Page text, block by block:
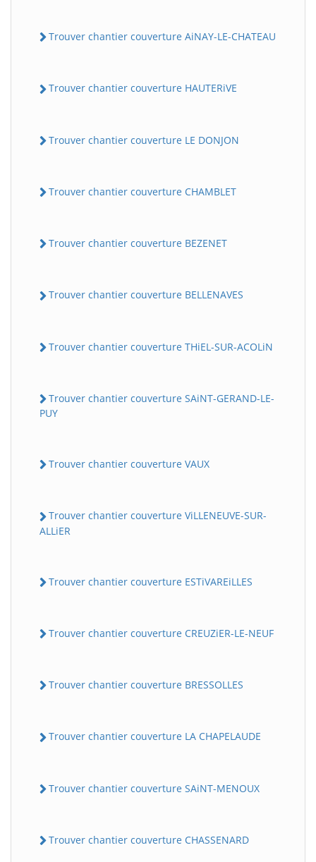
Trouver chantier couverture AiNAY-LE-CHATEAU
Trouver chantier couverture HAUTERiVE
Trouver chantier couverture LE DONJON
Trouver chantier couverture CHAMBLET
Trouver chantier couverture BEZENET
Trouver chantier couverture BELLENAVES
Trouver chantier couverture THiEL-SUR-ACOLiN
Trouver chantier couverture SAiNT-GERAND-LE-
PUY
Trouver chantier couverture VAUX
Trouver chantier couverture ViLLENEUVE-SUR-
ALLiER
Trouver chantier couverture ESTiVAREiLLES
Trouver chantier couverture CREUZiER-LE-NEUF
Trouver chantier couverture BRESSOLLES
Trouver chantier couverture LA CHAPELAUDE
Trouver chantier couverture SAiNT-MENOUX
Trouver chantier couverture CHASSENARD